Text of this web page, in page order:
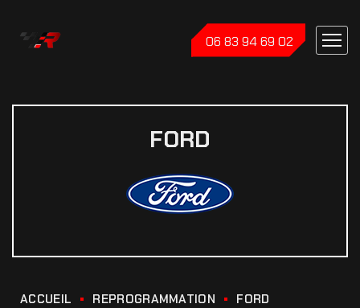
06 83 94 69 02
FORD
ACCUEIL REPROGRAMMATION
FORD